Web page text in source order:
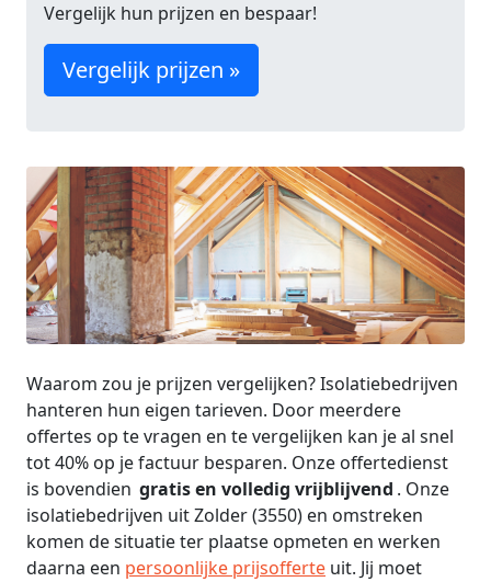
Vergelijk hun prijzen en bespaar!
Vergelijk prijzen »
Waarom zou je prijzen vergelijken? Isolatiebedrijven
hanteren hun eigen tarieven. Door meerdere
offertes op te vragen en te vergelijken kan je al snel
tot 40% op je factuur besparen. Onze offertedienst
is bovendien gratis en volledig vrijblijvend . Onze
isolatiebedrijven uit Zolder (3550) en omstreken
komen de situatie ter plaatse opmeten en werken
daarna een persoonlijke prijsofferte uit. Jij moet